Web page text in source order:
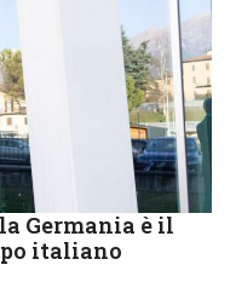
Germania è il
italiano